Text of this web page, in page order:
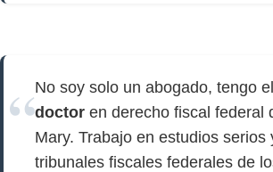
No soy solo un abogado, tengo
doctor en derecho fiscal federal
Mary. Trabajo en estudios serios
tribunales fiscales federales de